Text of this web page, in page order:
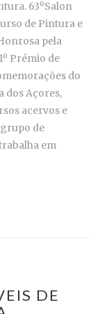
63ºSalon
de Pintura e
pela
Prémio de
do
dos Açores,
acervos e
de
em
DE